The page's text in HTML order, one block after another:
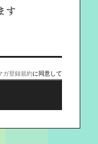
す
ガ登録規約に同意して